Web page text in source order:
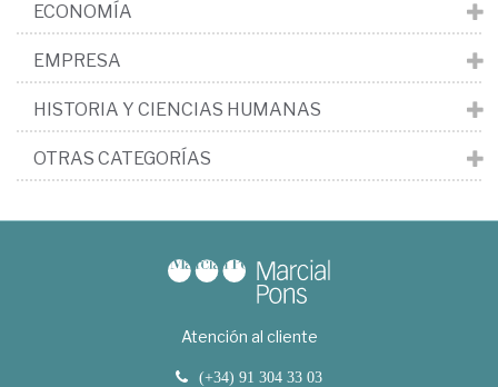
ECONOMÍA
EMPRESA
HISTORIA Y CIENCIAS HUMANAS
OTRAS CATEGORÍAS
Atención al cliente
(+34) 91 304 33 03